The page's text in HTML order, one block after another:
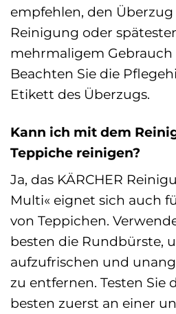
empfehlen, den
Reinigung oder
mehrmaligem Gebrauch
Beachten Sie die
Etikett des Überzugs.
Kann ich mit dem
Teppiche reinigen?
Ja, das KÄRCHER
Multi« eignet sich auch
von Teppichen.
besten die Rundbürste,
aufzufrischen und
zu entfernen. Testen Sie
besten zuerst an einer